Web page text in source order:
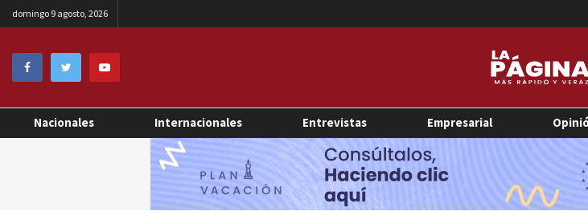
domingo 9 agosto, 2026
Nacionales Internacionales Entrevistas Empresarial